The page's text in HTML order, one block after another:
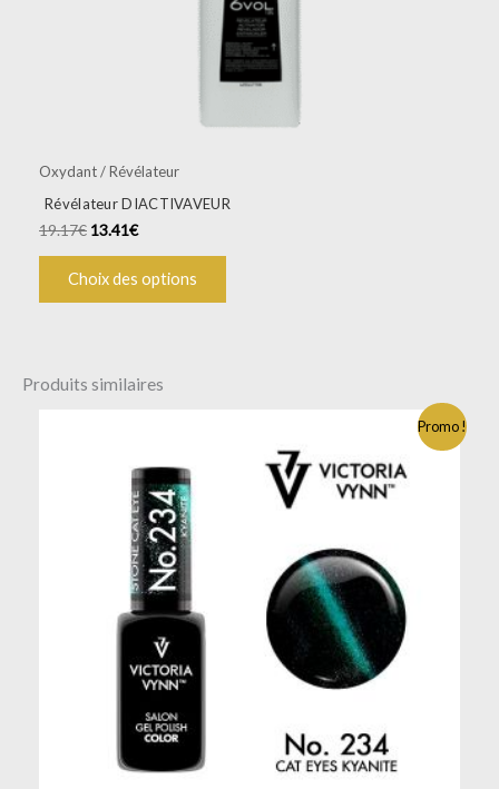
Oxydant / Révélateur
Révélateur DIACTIVAVEUR
19.17€ 13.41€
Choix des options
sur
la
page
du
Produits similaires
Promo !